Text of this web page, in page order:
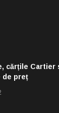
cărțile Cartier
de preț